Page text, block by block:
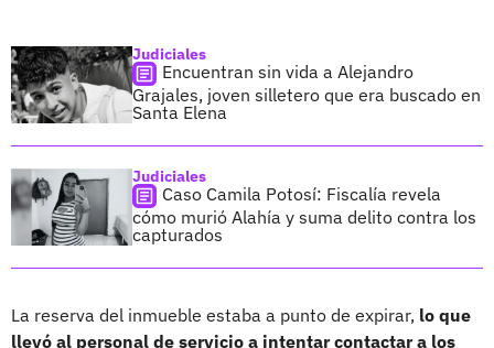
Judiciales
Encuentran sin vida a Alejandro
Grajales, joven silletero que era buscado en
Santa Elena
Judiciales
Caso Camila Potosí: Fiscalía revela
cómo murió Alahía y suma delito contra los
capturados
La reserva del inmueble estaba a punto de expirar, lo que
llevó al personal de servicio a intentar contactar a los